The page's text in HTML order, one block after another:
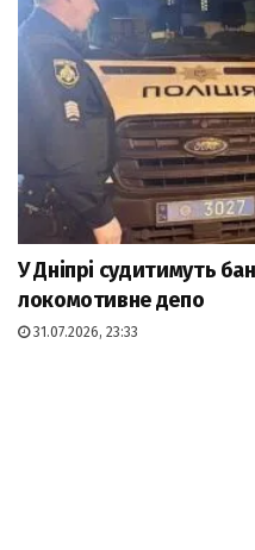
У Дніпрі судитимуть
локомотивне депо
31.07.2026, 23:33